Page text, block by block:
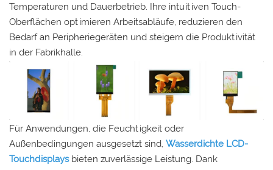
Temperaturen und Dauerbetrieb. Ihre intuitiven Touch-
Oberflächen optimieren Arbeitsabläufe, reduzieren den
Bedarf an Peripheriegeräten und steigern die Produktivität
in der Fabrikhalle.
Für Anwendungen, die Feuchtigkeit oder
Außenbedingungen ausgesetzt sind, Wasserdichte LCD-
Touchdisplaysbieten zuverlässige Leistung. Dank